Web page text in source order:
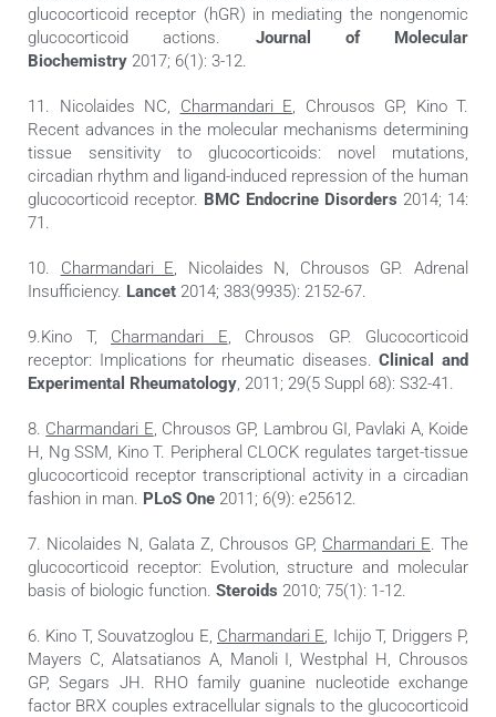
glucocorticoid receptor (hGR) in mediating the nongenomic
glucocorticoid actions. Journal of Molecular
Biochemistry 2017; 6(1): 3-12.
11. Nicolaides NC, Charmandari E, Chrousos GP, Kino T.
Recent advances in the molecular mechanisms determining
tissue sensitivity to glucocorticoids: novel mutations,
circadian rhythm and ligand-induced repression of the human
glucocorticoid receptor. BMC Endocrine Disorders 2014; 14:
71.
10. Charmandari E, Nicolaides N, Chrousos GP. Adrenal
Insufficiency. Lancet 2014; 383(9935): 2152-67.
9.Kino T, Charmandari E, Chrousos GP. Glucocorticoid
receptor: Implications for rheumatic diseases.Clinical and
Experimental Rheumatology, 2011; 29(5 Suppl 68): S32-41.
8. Charmandari E, Chrousos GP, Lambrou GI, Pavlaki A, Koide
H, Ng SSM, Kino T. Peripheral CLOCK regulates target-tissue
glucocorticoid receptor transcriptional activity in a circadian
fashion in man. PLoS One 2011; 6(9): e25612.
7. Nicolaides N, Galata Z, Chrousos GP, Charmandari E. The
glucocorticoid receptor: Evolution, structure and molecular
basis of biologic function. Steroids 2010; 75(1): 1-12.
6. Kino T, Souvatzoglou E, Charmandari E, Ichijo T, Driggers P,
Mayers C, Alatsatianos A, Manoli I, Westphal H, Chrousos
GP, Segars JH. RHO family guanine nucleotide exchange
factor BRX couples extracellular signals to the glucocorticoid